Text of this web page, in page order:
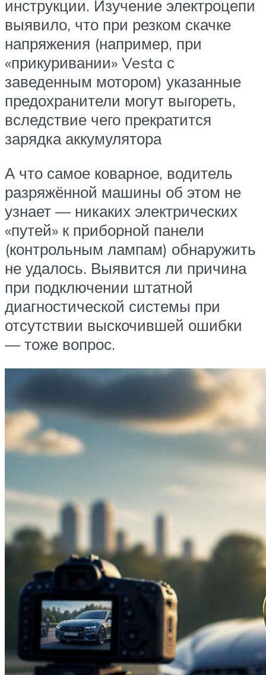
инструкции. Изучение электроцепи
выявило, что при резком скачке
напряжения (например, при
«прикуривании» Vesta с
заведенным мотором) указанные
предохранители могут выгореть,
вследствие чего прекратится
зарядка аккумулятора
А что самое коварное, водитель
разряжённой машины об этом не
узнает — никаких электрических
«путей» к приборной панели
(контрольным лампам) обнаружить
не удалось. Выявится ли причина
при подключении штатной
диагностической системы при
отсутствии выскочившей ошибки
— тоже вопрос.